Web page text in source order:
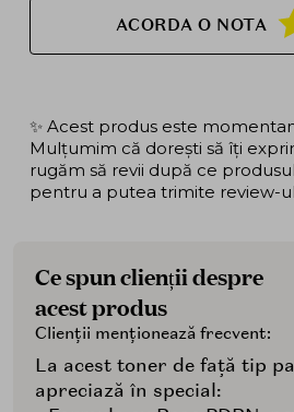
ACORDA O NOTA
✨ Acest produs este
Mulțumim că dorești să îți
rugăm să revii după ce
pentru a putea trimite review-
Ce spun clienții despre
acest produs
Clienții menționează frecvent:
La acest toner de față tip
apreciază în special: